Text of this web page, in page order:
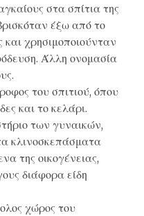
στα σπίτια της
έξω από το
και χρησιμοποιούνταν
Άλλη ονομασία
του σπιτιού, όπου
και το κελάρι.
των γυναικών,
κλινοσκεπάσματα
της οικογένειας,
διάφορα είδη
χώρος του